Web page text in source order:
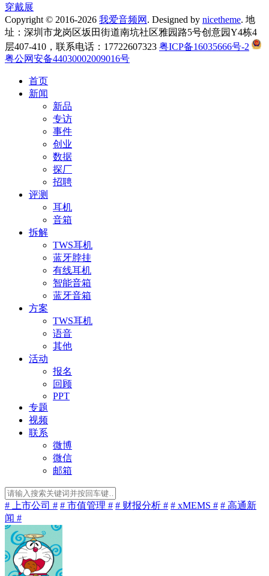
穿戴展
Copyright © 2016-2026 我爱音频网 . Designed by nicetheme. 地
址：深圳市龙岗区坂田街道南坑社区雅园路5号创意园Y4栋4
层407-410，联系电话：17722607323 粤ICP备16035666号-2
粤公网安备44030002009016号
首页
新闻
新品
专访
事件
创业
数据
探厂
招聘
评测
耳机
音箱
拆解
TWS耳机
蓝牙脖挂
有线耳机
智能音箱
蓝牙音箱
方案
TWS耳机
语音
其他
活动
报名
回顾
PPT
专题
视频
联系
微博
微信
邮箱
# 上市公司 # # 市值管理 # # 财报分析 # # xMEMS # # 高通新
闻 #